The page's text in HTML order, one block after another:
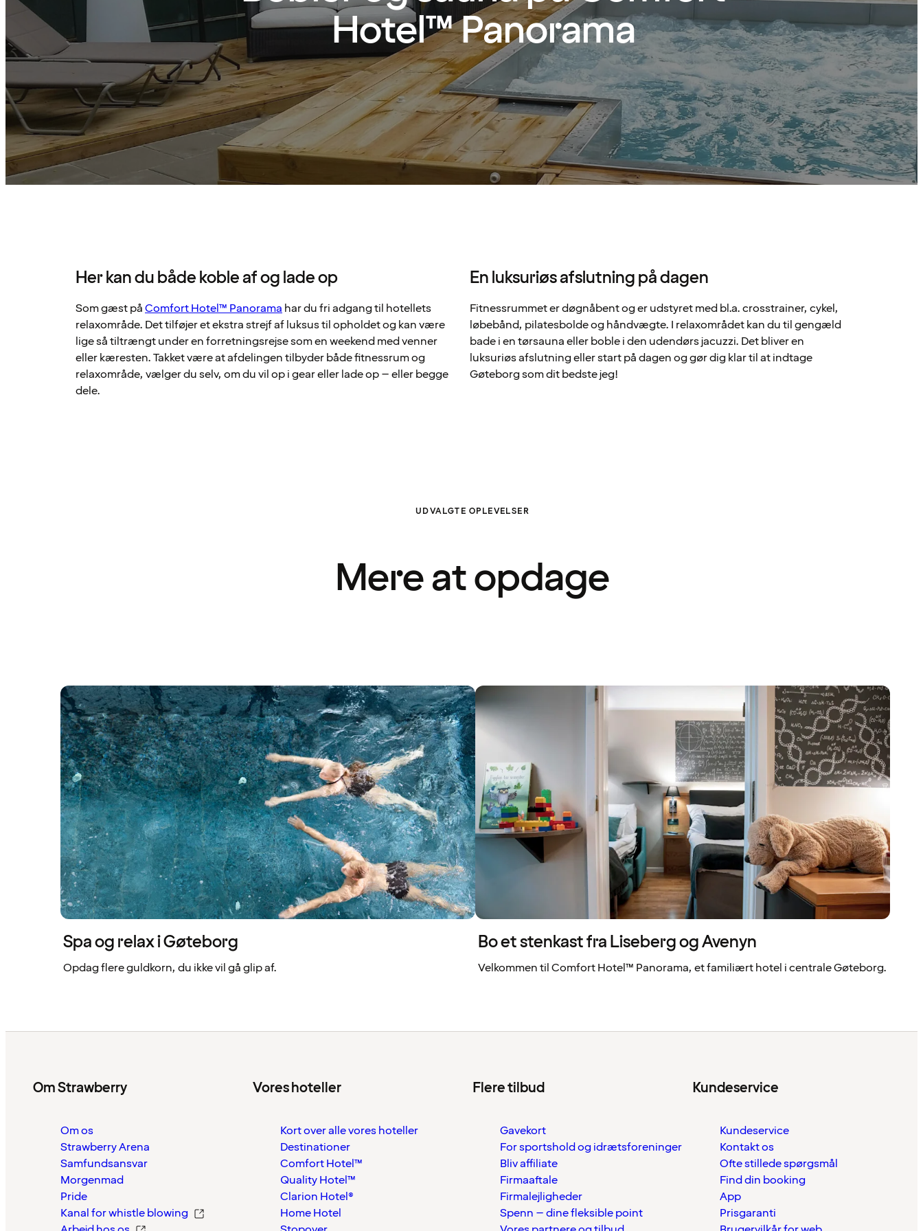
Hotel™ Panorama
Her kan du både koble af og lade op
Som gæst påComfort Hotel™ Panorama har du fri adgang til hotellets
relaxområde. Det tilføjer et ekstra strejf af luksus til opholdet og kan være
lige så tiltrængt under en forretningsrejse som en weekend med venner
eller kæresten. Takket være at afdelingen tilbyder både fitnessrum og
relaxområde, vælger du selv, om du vil op i gear eller lade op – eller begge
dele.
En luksuriøs afslutning på dagen
Fitnessrummet er døgnåbent og er udstyret med bl.a. crosstrainer, cykel,
løbebånd, pilatesbolde og håndvægte. I relaxområdet kan du til gengæld
bade i en tørsauna eller boble i den udendørs jacuzzi. Det bliver en
luksuriøs afslutning eller start på dagen og gør dig klar til at indtage
Gøteborg som dit bedste jeg!
UDVALGTE OPLEVELSER
Mere at opdage
Spa og relax i Gøteborg
Opdag flere guldkorn, du ikke vil gå glip af.
Bo et stenkast fra Liseberg og Avenyn
Velkommen til Comfort Hotel™ Panorama, et familiært hotel i centrale Gøteborg.
Om Strawberry
Om os
Strawberry Arena
Samfundsansvar
Morgenmad
Pride
Kanal for whistle blowing
Vores hoteller
Kort over alle vores hoteller
Destinationer
Comfort Hotel™
Quality Hotel™
Clarion Hotel®
Home Hotel
Flere tilbud
Gavekort
For sportshold og idrætsforeninger
Bliv affiliate
Firmaaftale
Firmalejligheder
Spenn – dine fleksible point
Kundeservice
Kundeservice
Kontakt os
Ofte stillede spørgsmål
Find din booking
App
Prisgaranti